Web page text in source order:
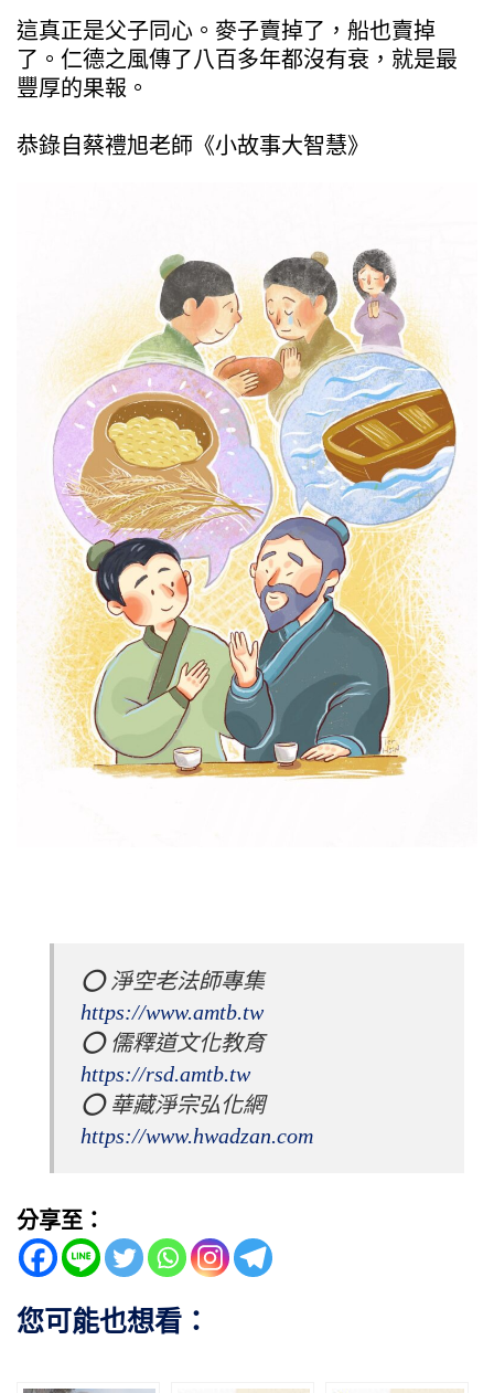
這真正是父子同心。麥子賣掉了，船也賣掉
了。仁德之風傳了八百多年都沒有衰，就是最
豐厚的果報。
恭錄自蔡禮旭老師《小故事大智慧》
⭕️ 淨空老法師專集
https://www.amtb.tw
⭕️ 儒釋道文化教育
https://rsd.amtb.tw
⭕️ 華藏淨宗弘化網
https://www.hwadzan.com
分享至：
您可能也想看：